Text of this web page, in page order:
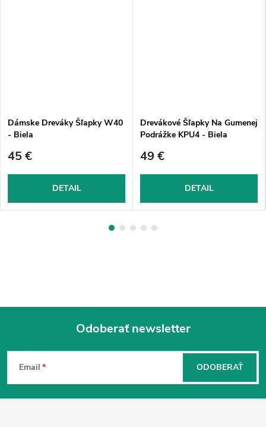
Dámske Dreváky Šľapky W40
- Biela
45 €
DETAIL
Drevákové Šľapky Na Gumenej
Podrážke KPU4 - Biela
49 €
DETAIL
Z
p
ä
Odoberať newsletter
Email ODOBERAŤ